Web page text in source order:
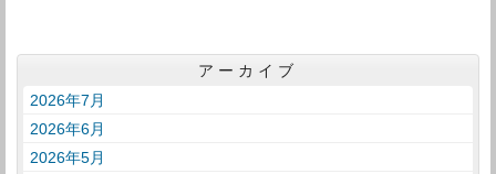
アーカイブ
2026年7月
2026年6月
2026年5月